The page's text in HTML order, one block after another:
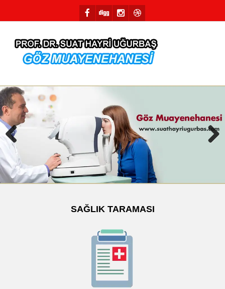
Previous
SAĞLIK TARAMASI